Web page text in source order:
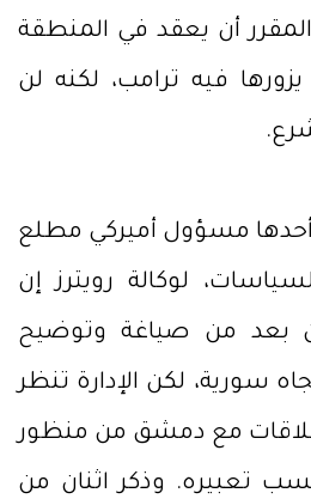
أن يعقد في المنطقة
فيه ترامب، لكنه لن
أحدها مسؤول أميركي مطلع
لوكالة رويترز إن
بعد من صياغة وتوضيح
سورية، لكن الإدارة تنظر
مع دمشق من منظور
تعبيره. وذكر اثنان من